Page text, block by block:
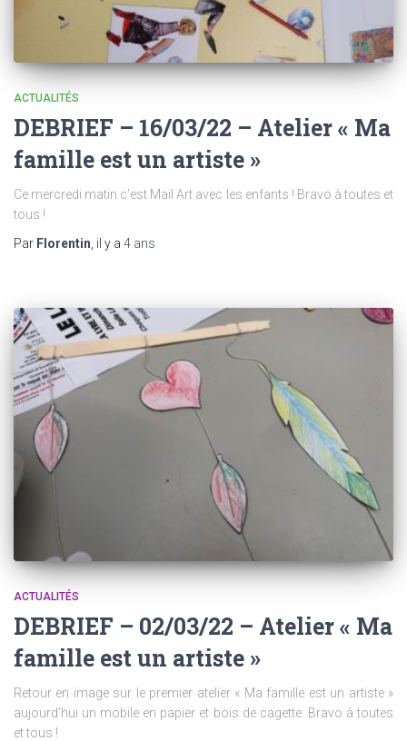
ACTUALITÉS
DEBRIEF – 16/03/22 – Atelier « Ma
famille est un artiste »
Ce mercredi matin c’est Mail Art avec les enfants ! Bravo à toutes et
tous !
Par Florentin , il y a 4 ans
ACTUALITÉS
DEBRIEF – 02/03/22 – Atelier « Ma
famille est un artiste »
Retour en image sur le premier atelier « Ma famille est un artiste »
aujourd’hui un mobile en papier et bois de cagette. Bravo à toutes
et tous !